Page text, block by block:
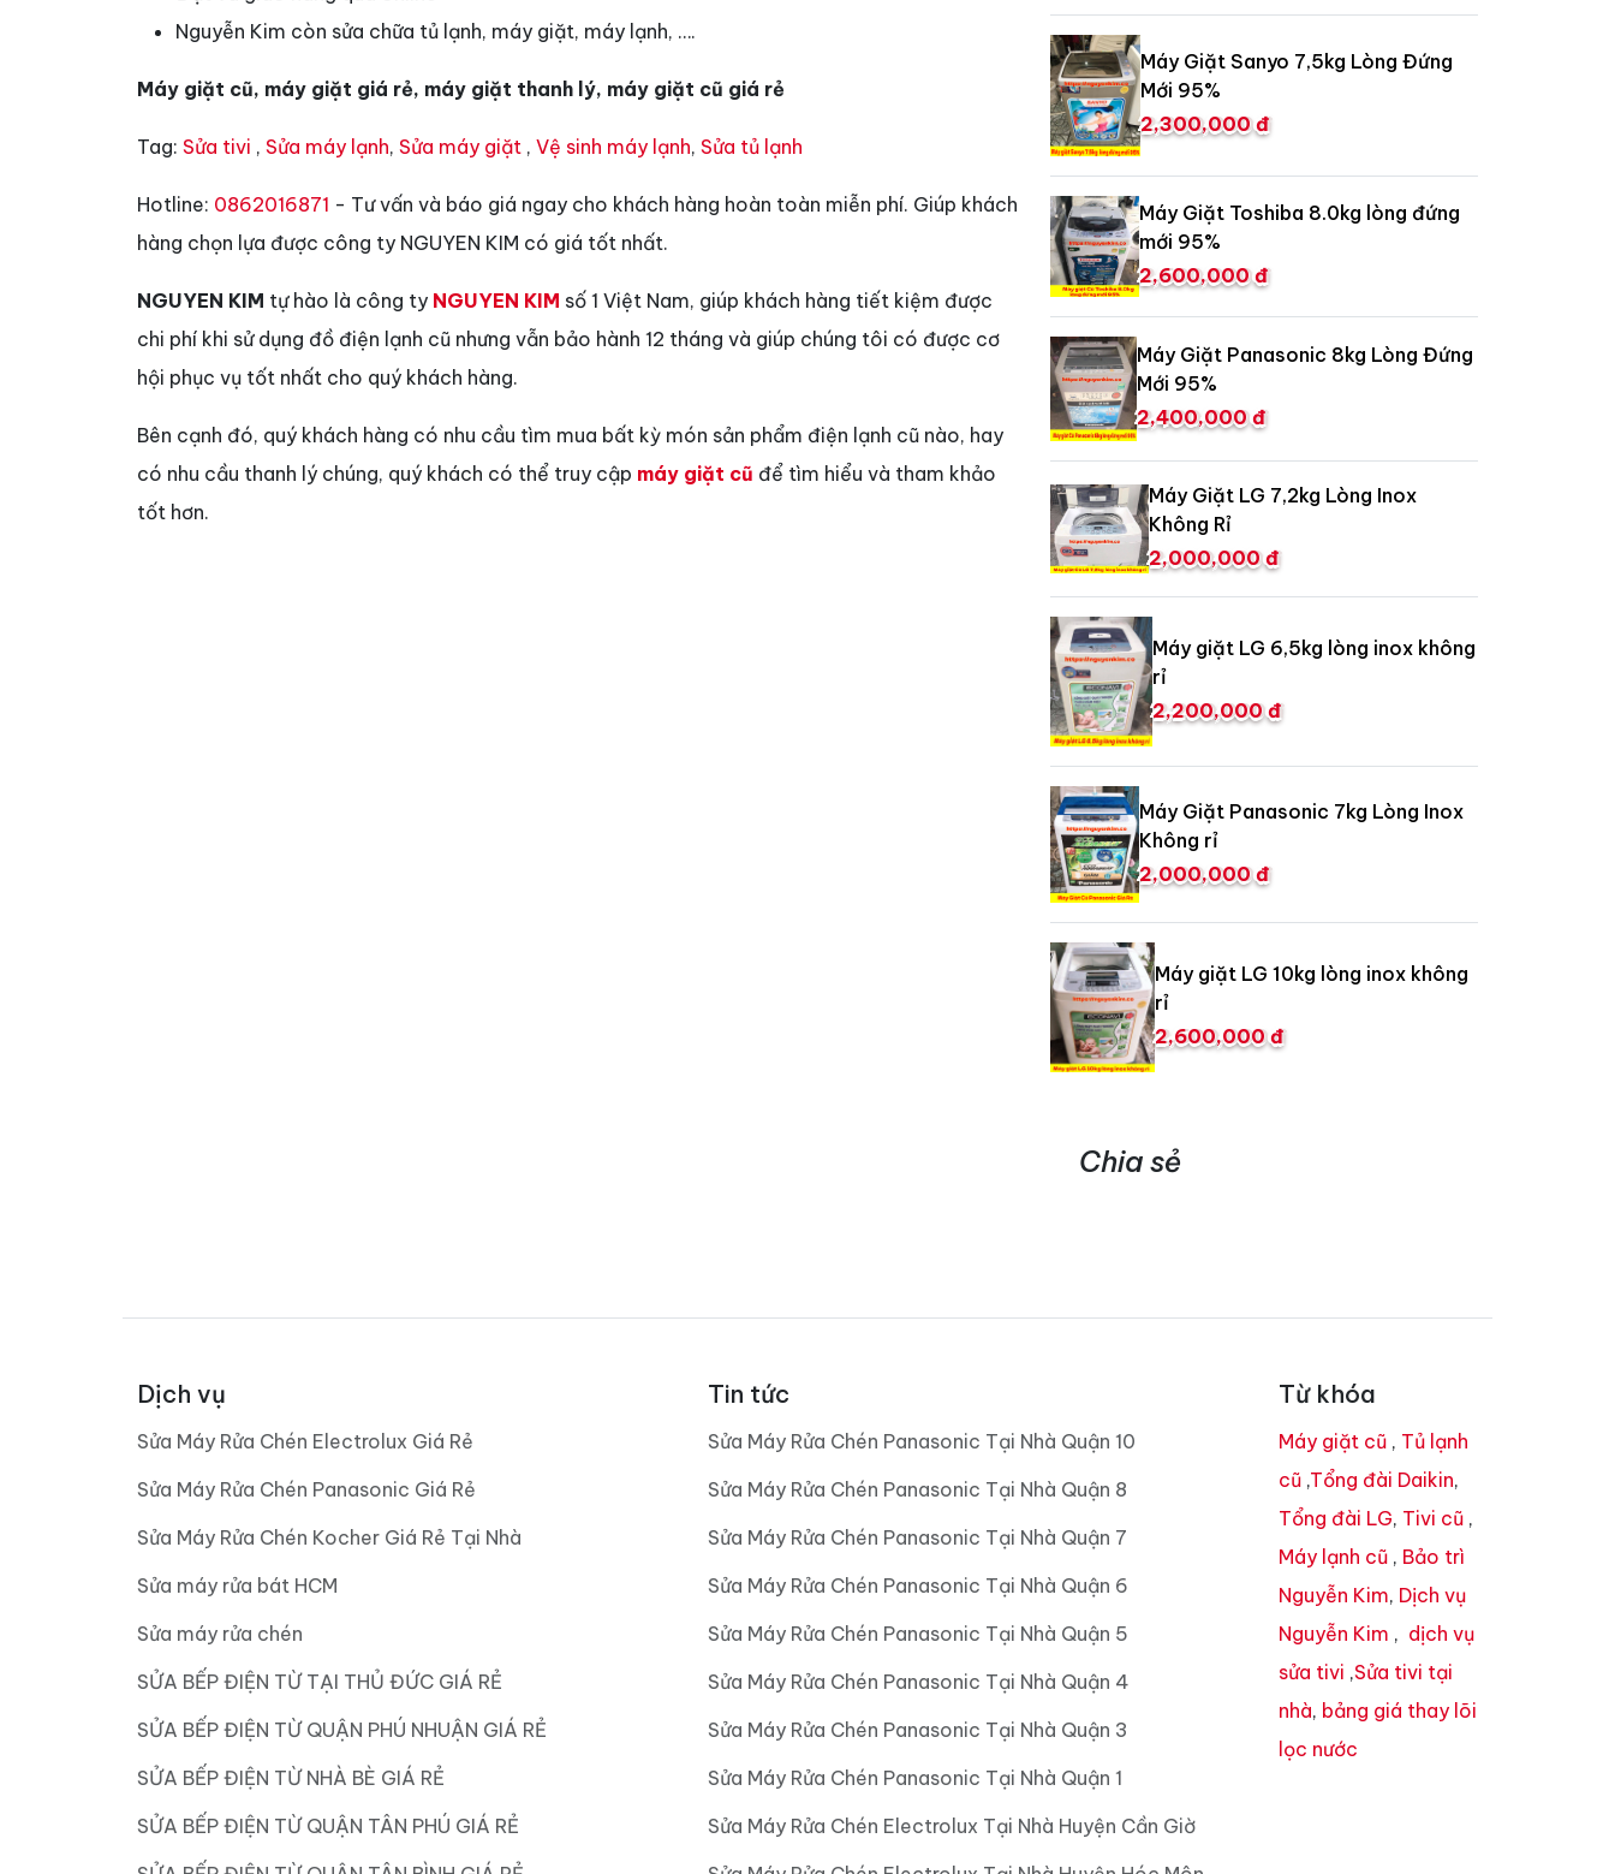
Nguyễn Kim còn sửa chữa tủ lạnh, máy giặt, máy lạnh, ….
Máy giặt cũ, máy giặt giá rẻ, máy giặt thanh lý, máy giặt cũ giá rẻ
Tag: Sửa tivi , Sửa máy lạnh, Sửa máy giặt , Vệ sinh máy lạnh, Sửa tủ lạnh
Hotline: 0862016871 - Tư vấn và báo giá ngay cho khách hàng hoàn toàn miễn phí. Giúp khách
hàng chọn lựa được công ty NGUYEN KIM có giá tốt nhất.
NGUYEN KIM tự hào là công ty NGUYEN KIM số 1 Việt Nam, giúp khách hàng tiết kiệm được
chi phí khi sử dụng đồ điện lạnh cũ nhưng vẫn bảo hành 12 tháng và giúp chúng tôi có được cơ
hội phục vụ tốt nhất cho quý khách hàng.
Bên cạnh đó, quý khách hàng có nhu cầu tìm mua bất kỳ món sản phẩm điện lạnh cũ nào, hay
có nhu cầu thanh lý chúng, quý khách có thể truy cập máy giặt cũ để tìm hiểu và tham khảo
tốt hơn.
Máy Giặt Sanyo 7,5kg Lòng Đứng
Mới 95%
2,300,000 đ
Máy Giặt Toshiba 8.0kg lòng đứng
mới 95%
2,600,000 đ
Máy Giặt Panasonic 8kg Lòng Đứng
Mới 95%
2,400,000 đ
Máy Giặt LG 7,2kg Lòng Inox
Không Rỉ
2,000,000 đ
Máy giặt LG 6,5kg lòng inox không
rỉ
2,200,000 đ
Máy Giặt Panasonic 7kg Lòng Inox
Không rỉ
2,000,000 đ
Máy giặt LG 10kg lòng inox không
rỉ
2,600,000 đ
Chia sẻ
Dịch vụ
Sửa Máy Rửa Chén Electrolux Giá Rẻ
Sửa Máy Rửa Chén Panasonic Giá Rẻ
Sửa Máy Rửa Chén Kocher Giá Rẻ Tại Nhà
Sửa máy rửa bát HCM
Sửa máy rửa chén
SỬA BẾP ĐIỆN TỪ TẠI THỦ ĐỨC GIÁ RẺ
SỬA BẾP ĐIỆN TỪ QUẬN PHÚ NHUẬN GIÁ RẺ
SỬA BẾP ĐIỆN TỪ NHÀ BÈ GIÁ RẺ
SỬA BẾP ĐIỆN TỪ QUẬN TÂN PHÚ GIÁ RẺ
Tin tức
Sửa Máy Rửa Chén Panasonic Tại Nhà Quận 10
Sửa Máy Rửa Chén Panasonic Tại Nhà Quận 8
Sửa Máy Rửa Chén Panasonic Tại Nhà Quận 7
Sửa Máy Rửa Chén Panasonic Tại Nhà Quận 6
Sửa Máy Rửa Chén Panasonic Tại Nhà Quận 5
Sửa Máy Rửa Chén Panasonic Tại Nhà Quận 4
Sửa Máy Rửa Chén Panasonic Tại Nhà Quận 3
Sửa Máy Rửa Chén Panasonic Tại Nhà Quận 1
Sửa Máy Rửa Chén Electrolux Tại Nhà Huyện Cần Giờ
Từ khóa
Máy giặt cũ , Tủ lạnh
cũ ,Tổng đài Daikin,
Tổng đài LG, Tivi cũ ,
Máy lạnh cũ , Bảo trì
Nguyễn Kim, Dịch vụ
Nguyễn Kim , dịch vụ
sửa tivi ,Sửa tivi tại
nhà, bảng giá thay lõi
lọc nước